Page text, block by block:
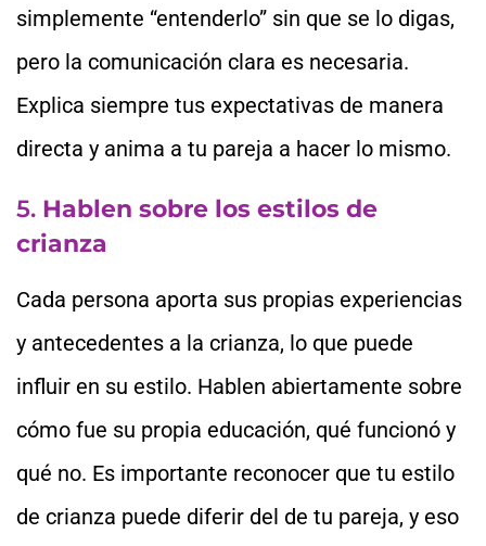
simplemente “entenderlo” sin que se lo digas,
pero la comunicación clara es necesaria.
Explica siempre tus expectativas de manera
directa y anima a tu pareja a hacer lo mismo.
5. Hablen sobre los estilos de
crianza
Cada persona aporta sus propias experiencias
y antecedentes a la crianza, lo que puede
influir en su estilo. Hablen abiertamente sobre
cómo fue su propia educación, qué funcionó y
qué no. Es importante reconocer que tu estilo
de crianza puede diferir del de tu pareja, y eso